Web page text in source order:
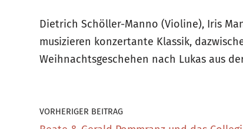
Dietrich Schöller-Manno (Violine), Iris
musizieren konzertante Klassik,
Weihnachtsgeschehen nach Lukas aus
VORHERIGER BEITRAG